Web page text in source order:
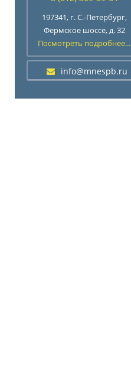
197341, г. С.-Петербург,
Фермское шоссе, д. 32
Посмотреть подробнее...
info@mnespb.ru